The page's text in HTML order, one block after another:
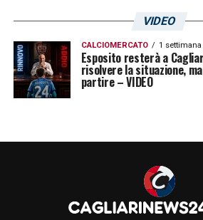
VIDEO
CALCIOMERCATO 1 settimana
Esposito resterà a
risolvere la situazione,
partire – VIDEO